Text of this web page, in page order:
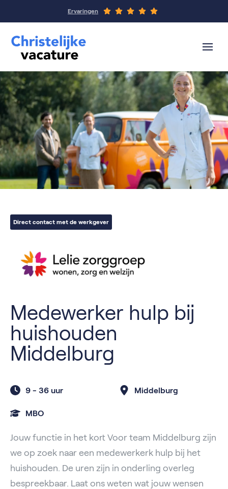
Ervaringen
Direct contact met de werkgever
Medewerker hulp bij
huishouden
Middelburg
9 - 36 uur Middelburg
MBO
Jouw functie in het kort Voor team Middelburg zijn
we op zoek naar een medewerkerk hulp bij het
huishouden. De uren zijn in onderling overleg
bespreekbaar. Laat ons weten wat jouw wensen